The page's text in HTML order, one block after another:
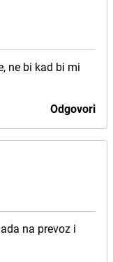
ne bi kad bi mi
Odgovori
na prevoz i